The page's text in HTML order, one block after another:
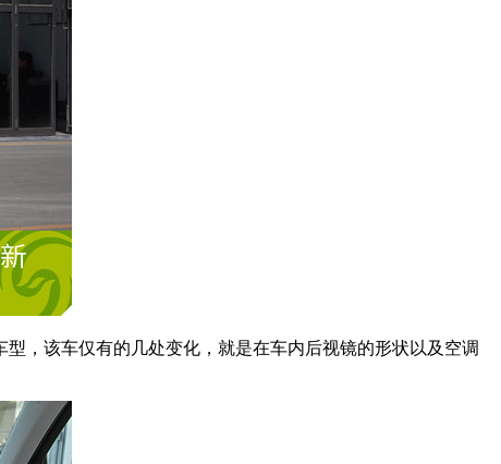
，该车仅有的几处变化，就是在车内后视镜的形状以及空调